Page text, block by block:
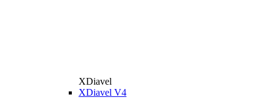
XDiavel
XDiavel V4